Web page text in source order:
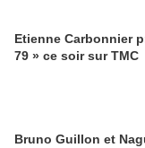
Etienne Carbonnier
79 » ce soir sur TMC
Bruno Guillon et